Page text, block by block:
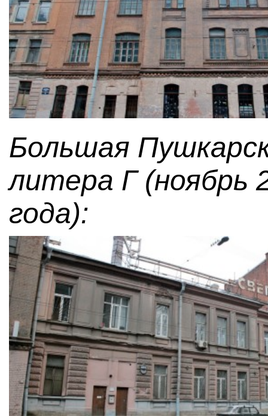
Большая
литера Г (ноябрь
года):